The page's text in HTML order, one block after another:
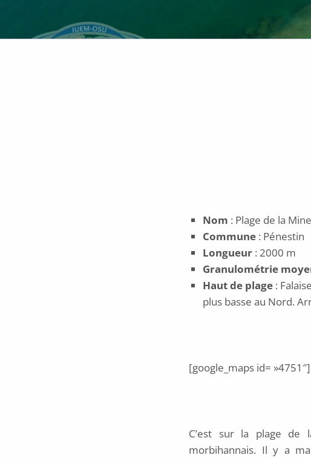
Nom : Plage de la
Commune : Pénestin
Longueur : 2000 m
Granulométrie
Haut de plage :
plus basse au Nord.
[google_maps id= »4751″]
C’est sur la plage de
morbihannais. Il y a